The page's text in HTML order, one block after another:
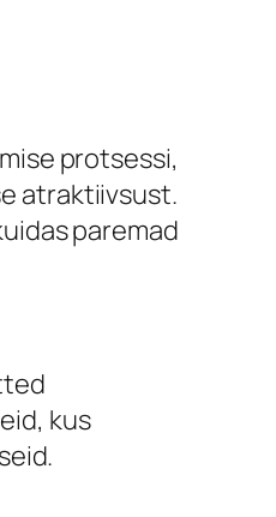
protsessi,
atraktiivsust.
paremad
kus